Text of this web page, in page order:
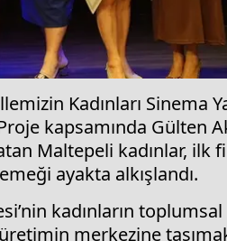
Kadınları Sinema
kapsamında Gülten
Maltepeli kadınlar, ilk
ayakta alkışlandı.
kadınların
merkezine